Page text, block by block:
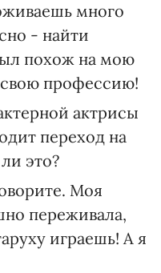
много
- найти
похож на мою
профессию!
актрисы
переход на
это?
Моя
переживала,
играешь! А я